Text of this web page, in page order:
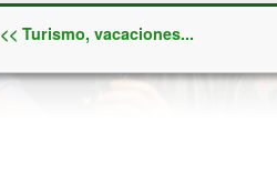
<< Turismo, vacaciones...